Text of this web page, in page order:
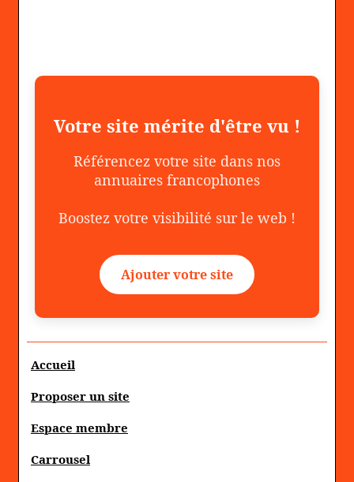
Votre site mérite d'être vu !
Référencez votre site dans nos
annuaires francophones
Boostez votre visibilité sur le web !
Ajouter votre site
Accueil
Proposer un site
Espace membre
Carrousel